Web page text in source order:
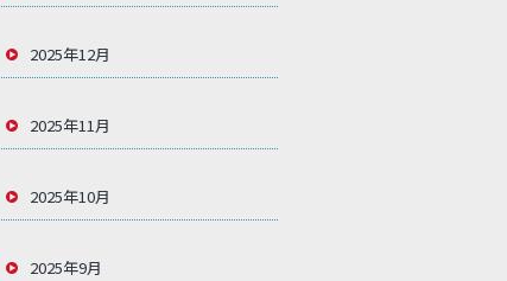
2025年12月
2025年11月
2025年10月
2025年9月